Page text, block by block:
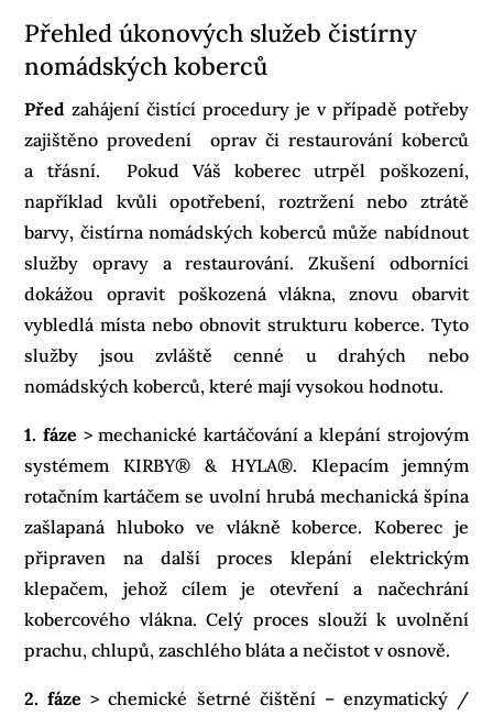
Přehled úkonových služeb čistírny
nomádských koberců
Před zahájení čistící procedury je v případě potřeby
zajištěno provedení oprav či restaurování koberců
a třásní. Pokud Váš koberec utrpěl poškození,
například kvůli opotřebení, roztržení nebo ztrátě
barvy, čistírna nomádských koberců může nabídnout
služby opravy a restaurování. Zkušení odborníci
dokážou opravit poškozená vlákna, znovu obarvit
vybledlá místa nebo obnovit strukturu koberce. Tyto
služby jsou zvláště cenné u drahých nebo
nomádských koberců, které mají vysokou hodnotu.
1. fáze > mechanické kartáčování a klepání strojovým
systémem KIRBY® & HYLA®. Klepacím jemným
rotačním kartáčem se uvolní hrubá mechanická špína
zašlapaná hluboko ve vlákně koberce. Koberec je
připraven na další proces klepání elektrickým
klepačem, jehož cílem je otevření a načechrání
kobercového vlákna. Celý proces slouží k uvolnění
prachu, chlupů, zaschlého bláta a nečistot v osnově.
2. fáze> chemické šetrné čištění – enzymatický /